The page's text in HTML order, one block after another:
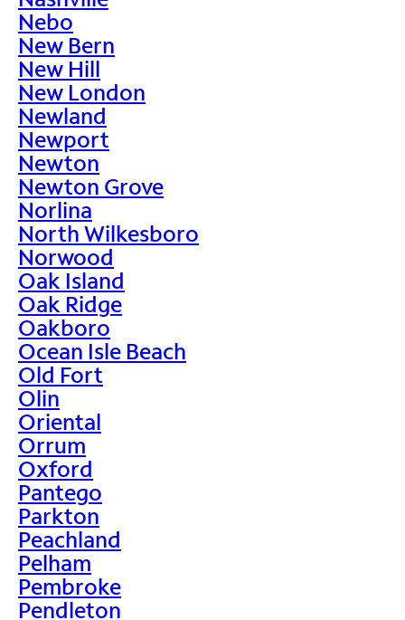
Nebo
New Bern
New Hill
New London
Newland
Newport
Newton
Newton Grove
Norlina
North Wilkesboro
Norwood
Oak Island
Oak Ridge
Oakboro
Ocean Isle Beach
Old Fort
Olin
Oriental
Orrum
Oxford
Pantego
Parkton
Peachland
Pelham
Pembroke
Pendleton